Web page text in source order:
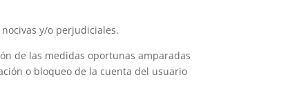
y/o perjudiciales.
de las medidas oportunas amparadas
o bloqueo de la cuenta del usuario